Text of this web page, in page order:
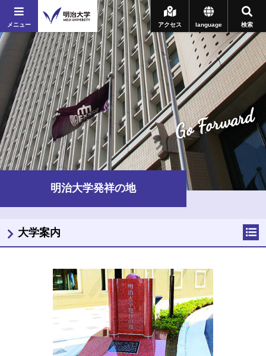
メニュー 検索
language
アクセス
Go Forward
明治大学発祥の地
大学案内